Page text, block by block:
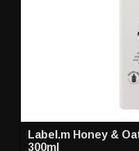
Label.m Honey &
300ml